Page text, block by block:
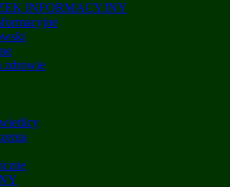
INFORMACYJNY
zdrowie